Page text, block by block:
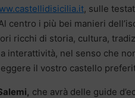
, sulle
centro i più bei manieri
ricchi di storia, cultura,
interattività, nel senso che
il vostro castello
che avrà delle guide